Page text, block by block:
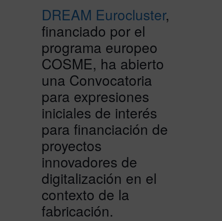
DREAM Eurocluster,
financiado por el
programa europeo
COSME, ha abierto
una Convocatoria
para expresiones
iniciales de interés
para financiación de
proyectos
innovadores de
digitalización en el
contexto de la
fabricación.